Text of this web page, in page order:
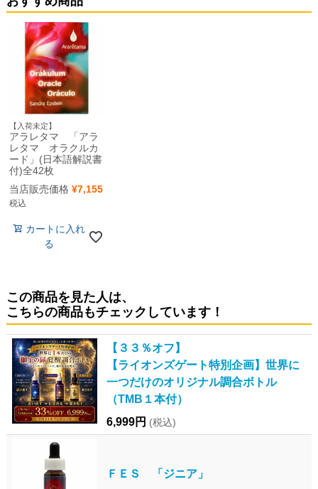
【入荷未定】
アラレタマ 「アラ
レタマ オラクルカ
ード」(日本語解説書
付)全42枚
当店販売価格 ¥7,155
税込
カートに入れ
る
この商品を見た人は、
こちらの商品もチェックしています！
【３３％オフ】
【ライオンズゲート特別企画】世界に
一つだけのオリジナル調合ボトル
（TMB１本付）
6,999円 (税込)
ＦＥＳ 「ジニア」